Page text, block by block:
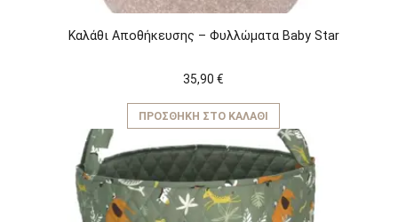
Καλάθι Αποθήκευσης – Φυλλώματα Baby Star
35,90 €
ΠΡΟΣΘΉΚΗ ΣΤΟ ΚΑΛΆΘΙ